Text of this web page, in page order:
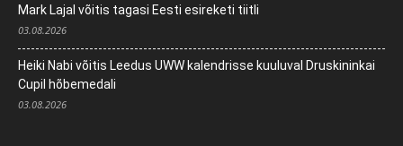
Mark Lajal võitis tagasi Eesti esireketi tiitli
03.08.2026
Heiki Nabi võitis Leedus UWW kalendrisse kuuluval Druskininkai
Cupil hõbemedali
03.08.2026